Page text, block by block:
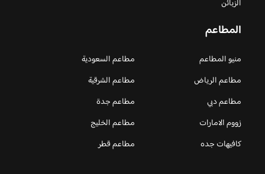
الزبائن
المطاعم
منيو المطاعم
مطاعم السعودية
مطاعم الرياض
مطاعم الشرقية
مطاعم دبي
مطاعم جدة
زووم الامارات
مطاعم الخليج
كافيهات جده
مطاعم قطر